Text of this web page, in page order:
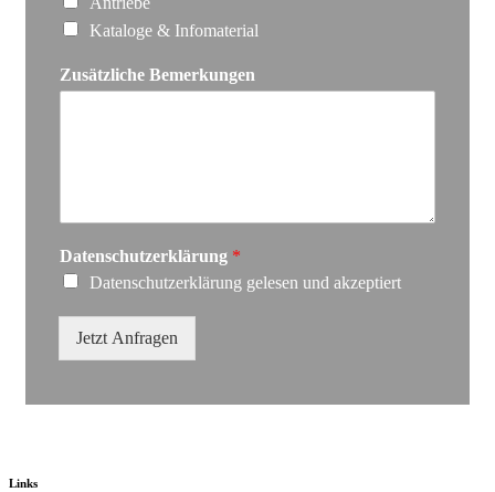
Kataloge & Infomaterial
Zusätzliche Bemerkungen
Datenschutzerklärung *
Datenschutzerklärung gelesen und akzeptiert
Jetzt Anfragen
Links